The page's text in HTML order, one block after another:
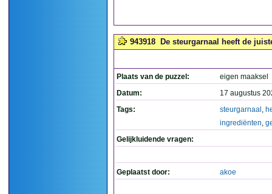
943918 De steurgarnaal heeft de
Plaats van de puzzel:
eigen maaksel
Datum:
17 augustus
Tags:
steurgarnaal ,
ingrediënten,
Gelijkluidende vragen:
Geplaatst door: akoe